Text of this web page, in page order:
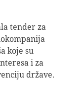
tender za
koje su
i za
države.